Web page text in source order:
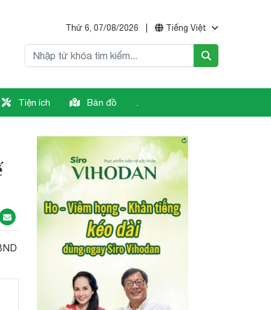
Thứ 6, 07/08/2026 Tiếng Việt
Tiện ích Bản đồ .